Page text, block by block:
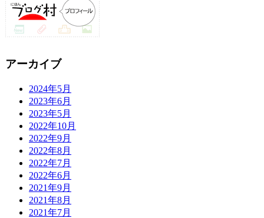
アーカイブ
2024年5月
2023年6月
2023年5月
2022年10月
2022年9月
2022年8月
2022年7月
2022年6月
2021年9月
2021年8月
2021年7月